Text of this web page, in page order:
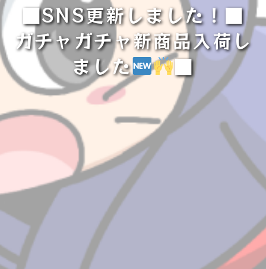
■SNS更新しました！■
ガチャガチャ新商品入荷し
ました
■